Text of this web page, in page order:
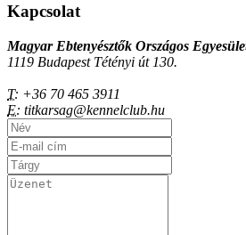
Kapcsolat
Magyar Ebtenyésztők Országos
1119 Budapest Tétényi út 130.
T: +36 70 465 3911
E: titkarsag@kennelclub.hu